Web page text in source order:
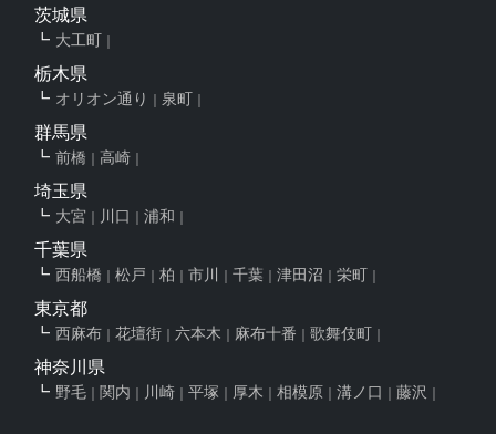
茨城県
大工町
栃木県
オリオン通り 泉町
群馬県
前橋 高崎
埼玉県
大宮 川口 浦和
千葉県
西船橋 松戸 柏 市川 千葉 津田沼 栄町
東京都
西麻布 花壇街 六本木 麻布十番 歌舞伎町
神奈川県
野毛 関内 川崎 平塚 厚木 相模原 溝ノ口 藤沢